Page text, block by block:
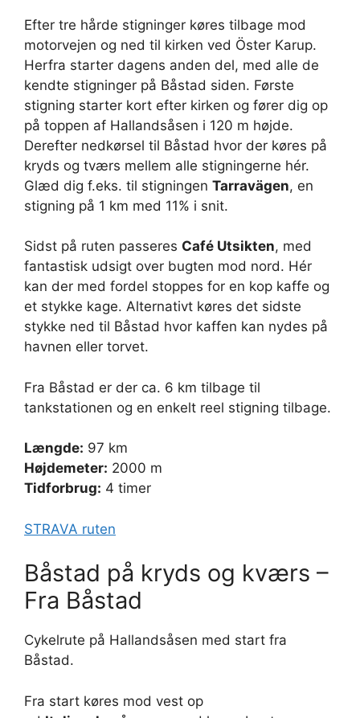
Efter tre hårde stigninger køres tilbage mod
motorvejen og ned til kirken ved Öster Karup.
Herfra starter dagens anden del, med alle de
kendte stigninger på Båstad siden. Første
stigning starter kort efter kirken og fører dig op
på toppen af Hallandsåsen i 120 m højde.
Derefter nedkørsel til Båstad hvor der køres på
kryds og tværs mellem alle stigningerne hér.
Glæd dig f.eks. til stigningen Tarravägen, en
stigning på 1 km med 11% i snit.
Sidst på ruten passeres Café Utsikten, med
fantastisk udsigt over bugten mod nord. Hér
kan der med fordel stoppes for en kop kaffe og
et stykke kage. Alternativt køres det sidste
stykke ned til Båstad hvor kaffen kan nydes på
havnen eller torvet.
Fra Båstad er der ca. 6 km tilbage til
tankstationen og en enkelt reel stigning tilbage.
Længde: 97 km
Højdemeter: 2000 m
Tidforbrug: 4 timer
STRAVA ruten
Båstad på kryds og kværs –
Fra Båstad
Cykelrute på Hallandsåsen med start fra
Båstad.
Fra start køres mod vest op